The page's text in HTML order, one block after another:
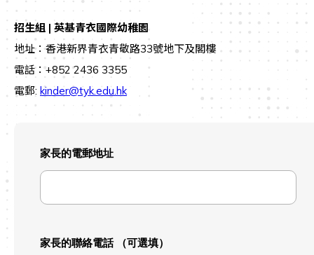
招生組 | 英基青衣國際幼稚園
地址：香港新界青衣青敬路33號地下及閣樓
電話：+852 2436 3355
電郵: kinder@tyk.edu.hk
家長的電郵地址
家長的聯絡電話 （可選填）